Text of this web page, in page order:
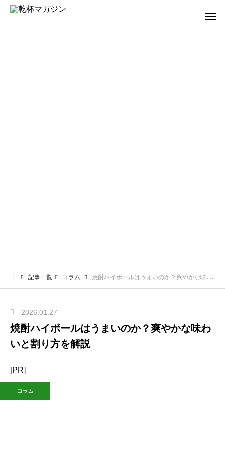
記事一覧 コラム 焼酎ハイボールはうまいのか？爽やかな味わいと割り方を解説
2026.01.27
焼酎ハイボールはうまいのか？爽やかな味わ
いと割り方を解説
[PR]
コラム